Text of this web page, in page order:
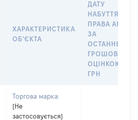
ХАРАКТЕРИСТИКА
ОБʼЄКТА
ДАТУ
НАБУТТЯ
ПРАВА АБО
ЗА
ОСТАННЬОЮ
ГРОШОВОЮ
ОЦІНКОЮ,
ГРН
Торгова марка:
[Не
застосовується]